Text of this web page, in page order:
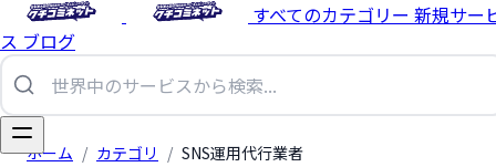
すべてのカテゴリー 新規サー
ス ブログ
ホーム / カテゴリ / SNS運用代行業者